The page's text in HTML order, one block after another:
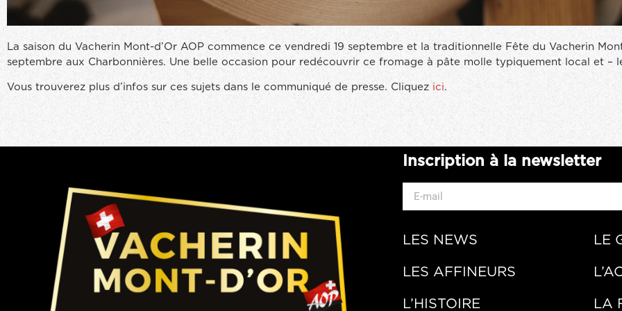
La saison du Vacherin Mont-d’Or AOP commence ce vendredi 19 septembre et la traditionnelle Fête du Vacherin
septembre aux Charbonnières. Une belle occasion pour redécouvrir ce fromage à pâte molle typiquement local et –
Vous trouverez plus d’infos sur ces sujets dans le communiqué de presse. Cliquez ici.
Inscription à la newsletter
LES NEWS
LES AFFINEURS
L’HISTOIRE
LE
LA